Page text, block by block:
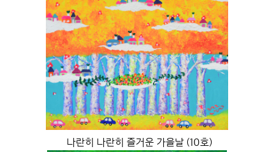
나란히 나란히 즐거운 가을날 (10호)